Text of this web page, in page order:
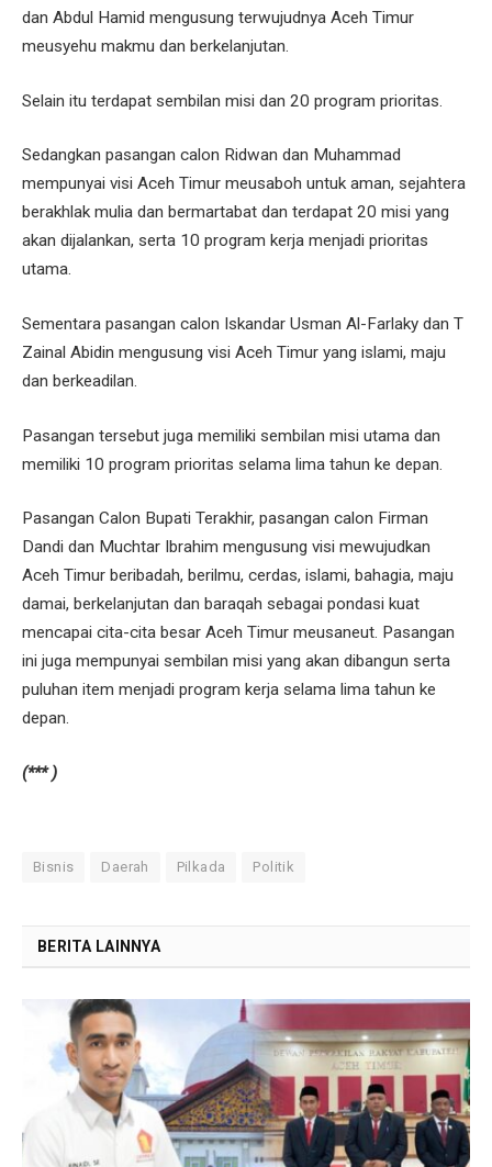
dan Abdul Hamid mengusung terwujudnya Aceh Timur
meusyehu makmu dan berkelanjutan.
Selain itu terdapat sembilan misi dan 20 program prioritas.
Sedangkan pasangan calon Ridwan dan Muhammad
mempunyai visi Aceh Timur meusaboh untuk aman, sejahtera
berakhlak mulia dan bermartabat dan terdapat 20 misi yang
akan dijalankan, serta 10 program kerja menjadi prioritas
utama.
Sementara pasangan calon Iskandar Usman Al-Farlaky dan T
Zainal Abidin mengusung visi Aceh Timur yang islami, maju
dan berkeadilan.
Pasangan tersebut juga memiliki sembilan misi utama dan
memiliki 10 program prioritas selama lima tahun ke depan.
Pasangan Calon Bupati Terakhir, pasangan calon Firman
Dandi dan Muchtar Ibrahim mengusung visi mewujudkan
Aceh Timur beribadah, berilmu, cerdas, islami, bahagia, maju
damai, berkelanjutan dan baraqah sebagai pondasi kuat
mencapai cita-cita besar Aceh Timur meusaneut. Pasangan
ini juga mempunyai sembilan misi yang akan dibangun serta
puluhan item menjadi program kerja selama lima tahun ke
depan.
(*** )
Bisnis Daerah Pilkada Politik
BERITA LAINNYA